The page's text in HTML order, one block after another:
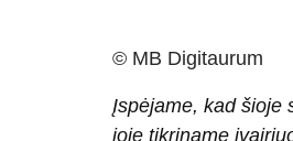
© MB Digitaurum
Įspėjame, kad šioje
joje tikriname